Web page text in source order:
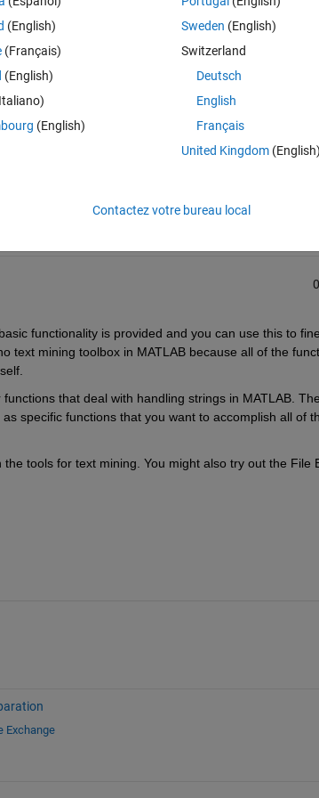
about the availability of text mining toolbox
Connectez-vous pour
functionality is provided and you can use this to
text mining toolbox in MATLAB because all of the
that deal with handling strings in MATLAB.
specific functions that you want to accomplish all of
tools for text mining. You might also try out the File
Exchange
(English)
(Français)
(English)
(English)
Sweden (English)
Switzerland
Deutsch
English
Français
United Kingdom(English)
Contactez votre bureau local